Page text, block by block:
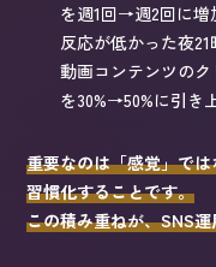
を週1回→週2回に増
反応が低かった夜
動画コンテンツの
を30%→50%に引き
重要なのは「感覚」で
習慣化することです。
この積み重ねが、SNS